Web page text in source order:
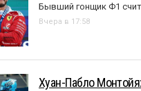
Бывший гонщик Ф1
Вчера в 17:58
Хуан-Пабло